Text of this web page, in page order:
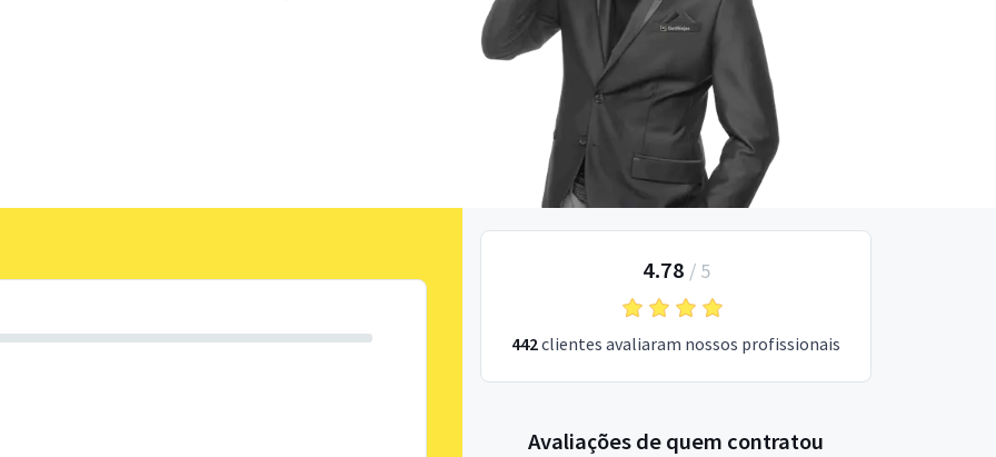
4.78 / 5
442clientes avaliaram nossos profissionais
Avaliações de quem contratou